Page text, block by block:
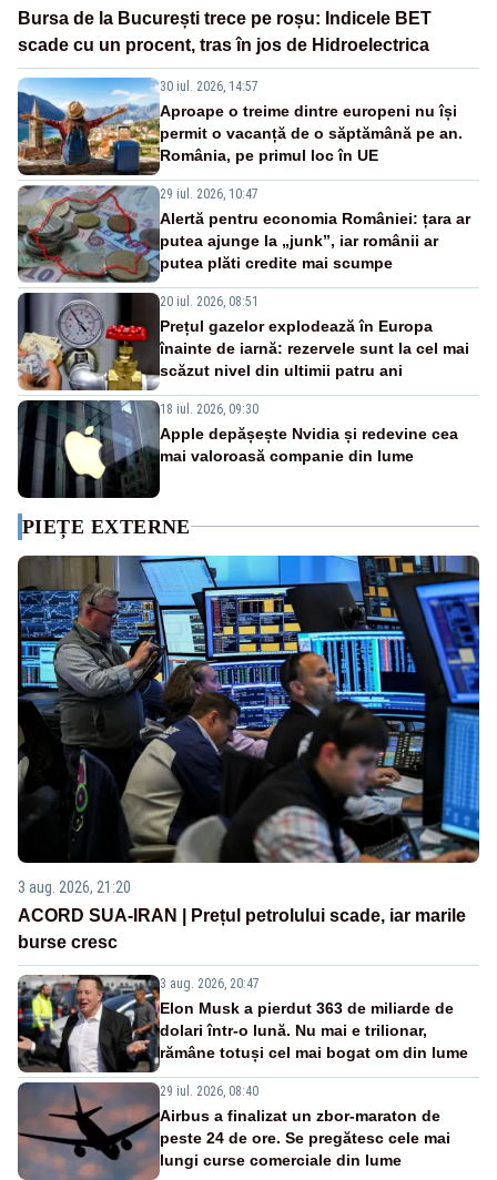
Bursa de la București trece pe roșu: Indicele BET
scade cu un procent, tras în jos de Hidroelectrica
30 iul. 2026, 14:57
Aproape o treime dintre europeni nu își
permit o vacanță de o săptămână pe an.
România, pe primul loc în UE
29 iul. 2026, 10:47
Alertă pentru economia României: țara ar
putea ajunge la „junk”, iar românii ar
putea plăti credite mai scumpe
20 iul. 2026, 08:51
Prețul gazelor explodează în Europa
înainte de iarnă: rezervele sunt la cel mai
scăzut nivel din ultimii patru ani
18 iul. 2026, 09:30
Apple depășește Nvidia și redevine cea
mai valoroasă companie din lume
PIEȚE EXTERNE
3 aug. 2026, 21:20
ACORD SUA-IRAN | Prețul petrolului scade, iar marile
burse cresc
3 aug. 2026, 20:47
Elon Musk a pierdut 363 de miliarde de
dolari într-o lună. Nu mai e trilionar,
rămâne totuși cel mai bogat om din lume
29 iul. 2026, 08:40
Airbus a finalizat un zbor-maraton de
peste 24 de ore. Se pregătesc cele mai
lungi curse comerciale din lume